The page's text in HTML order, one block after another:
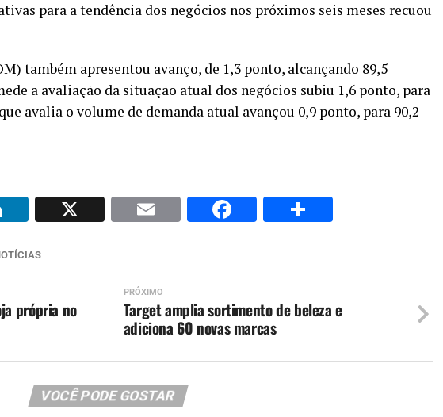
para a tendência dos negócios nos próximos seis meses recuou
também apresentou avanço, de 1,3 ponto, alcançando 89,5
a avaliação da situação atual dos negócios subiu 1,6 ponto, para
avalia o volume de demanda atual avançou 0,9 ponto, para 90,2
LinkedIn
X Email Facebook
PRÓXIMO
Target amplia sortimento de beleza e
adiciona 60 novas marcas
própria no
VOCÊ PODE GOSTAR